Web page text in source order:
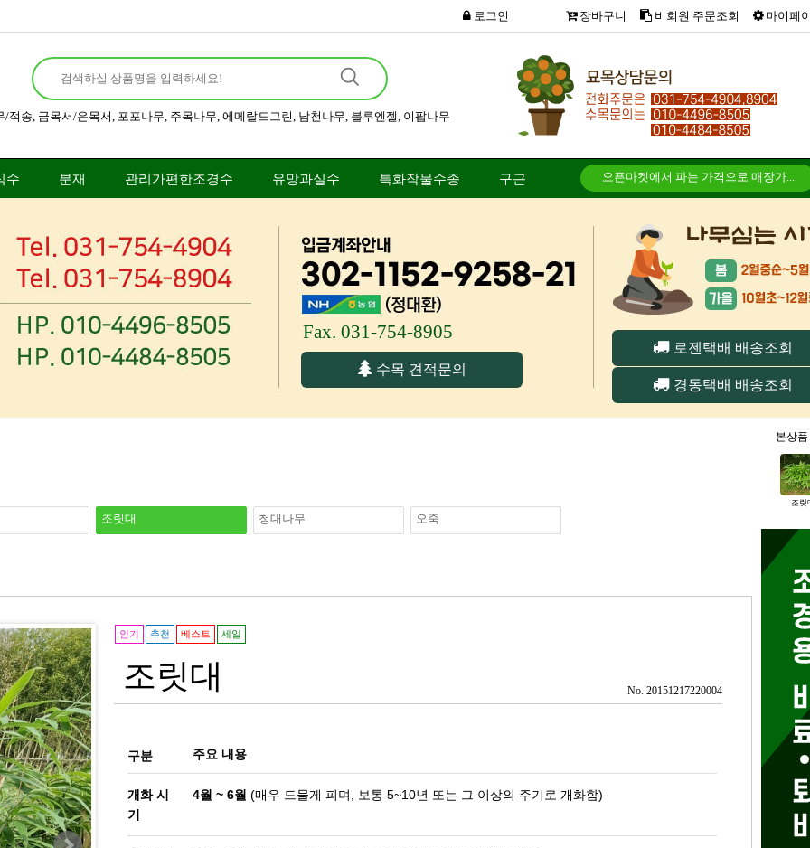
로그인 장바구니 비회원 주문조회 마이페
/적송, 금목서/은목서, 포포나무, 주목나무, 에메랄드그린, 남천나무, 블루엔젤, 이팝나무
수 분재 관리가편한조경수 유망과실수 특화작물수종 구근 오픈마켓에서 파는 가격으로 매장가...
송장번호 입력이 되었는대 배송조회...
차량배송은 직접 해주시는건가요?
Fax. 031-754-8905
수목 견적문의
로젠택배 배송조회
경동택배 배송조회
조릿대 청대나무 오죽
인기 추천 베스트 세일
조릿대 No. 20151217220004
구분 주요 내용
개화 시
기
4월 ~ 6월 (매우 드물게 피며, 보통 5~10년 또는 그 이상의 주기로 개화함)
본상품
조릿